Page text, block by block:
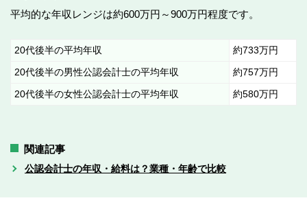
平均的な年収レンジは約600万円～900万円程度です。
20代後半の平均年収
約733万円
20代後半の男性公認会計士の平均年収
約757万円
20代後半の女性公認会計士の平均年収
約580万円
関連記事
公認会計士の年収・給料は？業種・年齢で比較